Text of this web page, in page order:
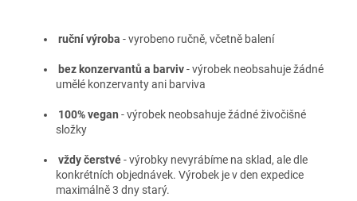
ruční výroba -vyrobeno ručně, včetně balení
bez konzervantů a barviv- výrobek neobsahuje žádné
umělé konzervanty ani barviva
100% vegan - výrobek neobsahuje žádné živočišné
složky
vždy čerstvé- výrobky nevyrábíme na sklad, ale dle
konkrétních objednávek. Výrobek je v den expedice
maximálně 3 dny starý.